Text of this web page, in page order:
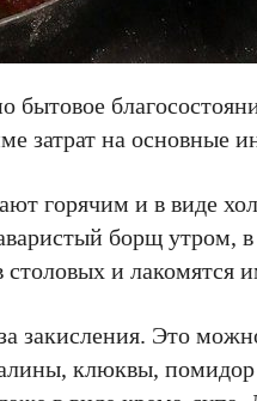
затрат на основные
горячим и в виде
борщ утром,
и лакомятся
закисления. Это
клюквы, помидор